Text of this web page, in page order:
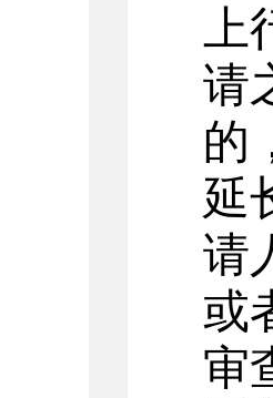
请
的
延
请
或
审